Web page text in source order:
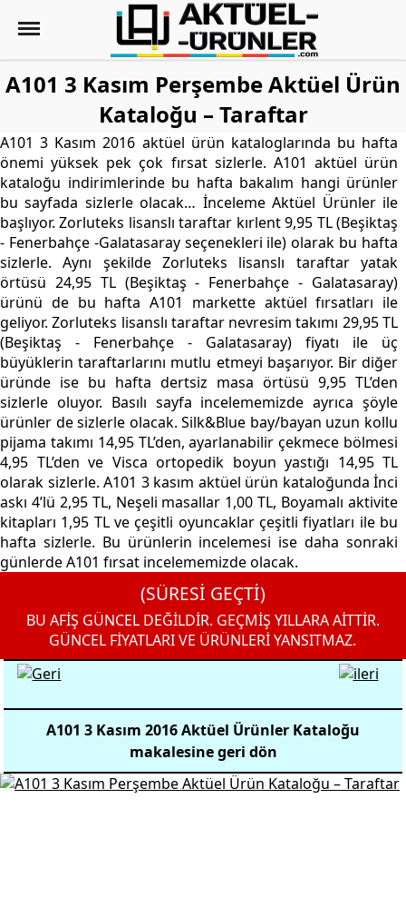
A101 3 Kasım Perşembe Aktüel Ürün
Kataloğu – Taraftar
A101 3 Kasım 2016 aktüel ürün kataloglarında bu hafta
önemi yüksek pek çok fırsat sizlerle. A101 aktüel ürün
kataloğu indirimlerinde bu hafta bakalım hangi ürünler
bu sayfada sizlerle olacak… İnceleme Aktüel Ürünler ile
başlıyor. Zorluteks lisanslı taraftar kırlent 9,95 TL (Beşiktaş
- Fenerbahçe -Galatasaray seçenekleri ile) olarak bu hafta
sizlerle. Aynı şekilde Zorluteks lisanslı taraftar yatak
örtüsü 24,95 TL (Beşiktaş - Fenerbahçe - Galatasaray)
ürünü de bu hafta A101 markette aktüel fırsatları ile
geliyor. Zorluteks lisanslı taraftar nevresim takımı 29,95 TL
(Beşiktaş - Fenerbahçe - Galatasaray) fiyatı ile üç
büyüklerin taraftarlarını mutlu etmeyi başarıyor. Bir diğer
üründe ise bu hafta dertsiz masa örtüsü 9,95 TL’den
sizlerle oluyor. Basılı sayfa incelememizde ayrıca şöyle
ürünler de sizlerle olacak. Silk&Blue bay/bayan uzun kollu
pijama takımı 14,95 TL’den, ayarlanabilir çekmece bölmesi
4,95 TL’den ve Visca ortopedik boyun yastığı 14,95 TL
olarak sizlerle. A101 3 kasım aktüel ürün kataloğunda İnci
askı 4’lü 2,95 TL, Neşeli masallar 1,00 TL, Boyamalı aktivite
kitapları 1,95 TL ve çeşitli oyuncaklar çeşitli fiyatları ile bu
hafta sizlerle. Bu ürünlerin incelemesi ise daha sonraki
günlerde A101 fırsat incelememizde olacak.
(SÜRESİ GEÇTİ)
BU AFİŞ GÜNCEL DEĞİLDİR. GEÇMİŞ YILLARA AİTTİR.
GÜNCEL FİYATLARI VE ÜRÜNLERİ YANSITMAZ.
A101 3 Kasım 2016 Aktüel Ürünler Kataloğu
makalesine geri dön